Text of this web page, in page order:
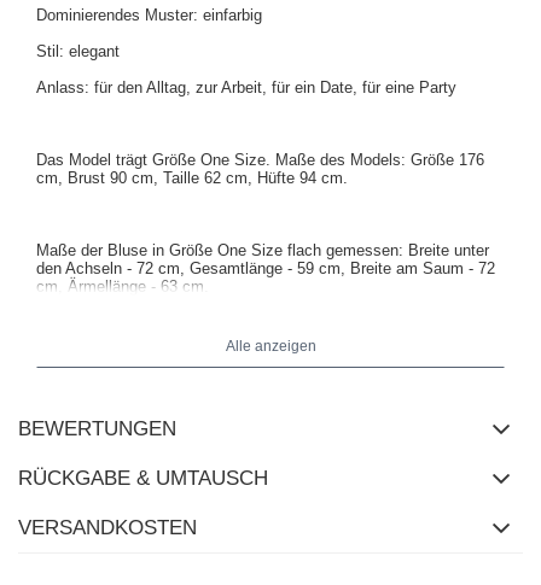
Dominierendes Muster: einfarbig
Stil: elegant
Anlass: für den Alltag, zur Arbeit, für ein Date, für eine Party
Das Model trägt Größe One Size. Maße des Models: Größe 176
cm, Brust 90 cm, Taille 62 cm, Hüfte 94 cm
Maße der Bluse in Größe One Size flach gemessen: Breite unter
den Achseln - 72 cm, Gesamtlänge - 59 cm, Breite am Saum - 72
cm, Ärmellänge - 63 cm.
Alle anzeigen
BEWERTUNGEN
RÜCKGABE & UMTAUSCH
VERSANDKOSTEN